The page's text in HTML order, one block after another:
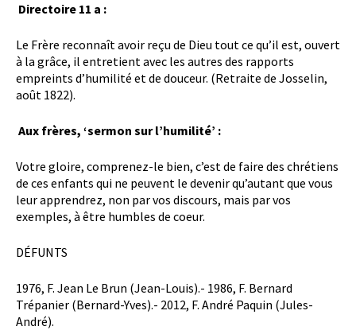
Directoire 11 a :
Le Frère reconnaît avoir reçu de Dieu tout ce qu’il est, ouvert
à la grâce, il entretient avec les autres des rapports
empreints d’humilité et de douceur. (Retraite de Josselin,
août 1822).
Aux frères, ‘sermon sur l’humilité’ :
Votre gloire, comprenez-le bien, c’est de faire des chrétiens
de ces enfants qui ne peuvent le devenir qu’autant que vous
leur apprendrez, non par vos discours, mais par vos
exemples, à être humbles de coeur.
DÉFUNTS
1976, F. Jean Le Brun (Jean-Louis).- 1986, F. Bernard
Trépanier (Bernard-Yves).- 2012, F. André Paquin (Jules-
André).